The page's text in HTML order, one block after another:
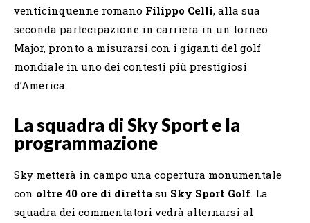
venticinquenne romano Filippo Celli, alla sua
seconda partecipazione in carriera in un torneo
Major, pronto a misurarsi con i giganti del golf
mondiale in uno dei contesti più prestigiosi
d’America.
La squadra di Sky Sport e la
programmazione
Sky metterà in campo una copertura monumentale
con oltre 40 ore di diretta su Sky Sport Golf. La
squadra dei commentatori vedrà alternarsi al